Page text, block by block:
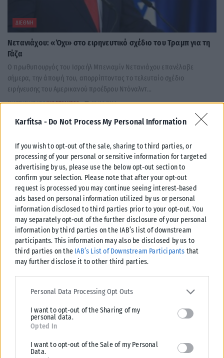
Karfitsa - Do Not Process My Personal Information
If you wish to opt-out of the sale, sharing to third parties, or
processing of your personal or sensitive information for targeted
advertising by us, please use the below opt-out section to
confirm your selection. Please note that after your opt-out
request is processed you may continue seeing interest-based
ads based on personal information utilized by us or personal
information disclosed to third parties prior to your opt-out. You
may separately opt-out of the further disclosure of your personal
information by third parties on the IAB’s list of downstream
participants. This information may also be disclosed by us to
third parties on the IAB’s List of Downstream Participants that
may further disclose it to other third parties.
Please note that this website/app uses one or more Google
services and may gather and store information including but not
deny consent to Google and its third-party tags to use your data
for below specified purposes in below Google consent section.
Personal Data Processing Opt Outs
I want to opt-out of the Sharing of my
personal data.
Opted In
I want to opt-out of the Sale of my Personal
Data.
ΔΙΕΘΝΉ
Νετανιάχου: «Όχι» στο ειρηνευτικό σχέδιο του Τραμπ για τη
Γάζα
Ο πρωθυπουργός του Ισραήλ Μπενιαμίν Νετανιάχου επανέλαβε
σήμερα, την άποψή του, απορρίπτοντας το τελευταίο σχέδιο
ειρήνευσης του Αμερικανού προέδρου Ντόναλντ...
ΑΝΑΡΤΉΘΗΚΕ ΑΠΌKARFITSANEWS 09/08/2026
ΔΙΕΘΝΉ
Κίνα: Ο τυφώνας Dolphin σαρώνει τις ανατολικές ακτές με
καταρρακτώδεις βροχές και θυελλώδεις ανέμους
Κίνα κατά τη φετινή χρονιά, έπληξε σήμερα την ανατολική...
ΑΝΑΡΤΉΘΗΚΕ ΑΠΌ KARFITSANEWS